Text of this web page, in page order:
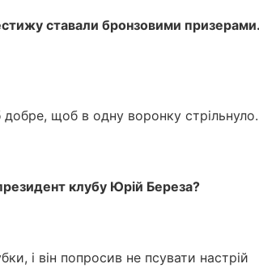
ставали бронзовими
щоб в одну воронку стрільнуло.
клубу Юрій Береза?
і він попросив не псувати настрій